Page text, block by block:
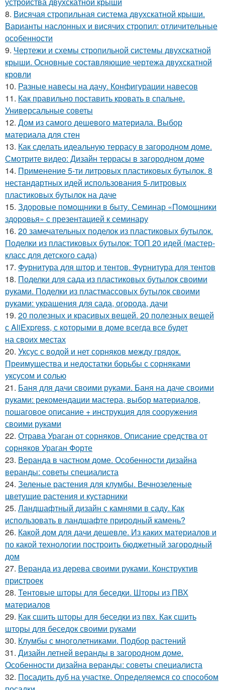
8. Висячая стропильная система двухскатной крыши.
Варианты наслонных и висячих стропил: отличительные
особенности
9. Чертежи и схемы стропильной системы двухскатной
крыши. Основные составляющие чертежа двухскатной
кровли
10. Разные навесы на дачу. Конфигурации навесов
11. Как правильно поставить кровать в спальне.
Универсальные советы
12. Дом из самого дешевого материала. Выбор
материала для стен
13. Как сделать идеальную террасу в загородном доме.
Смотрите видео: Дизайн террасы в загородном доме
14. Применение 5-ти литровых пластиковых бутылок. 8
нестандартных идей использования 5-литровых
пластиковых бутылок на даче
15. Здоровые помощники в быту. Семинар «Помощники
здоровья» с презентацией к семинару
16. 20 замечательных поделок из пластиковых бутылок.
Поделки из пластиковых бутылок: ТОП 20 идей (мастер-
класс для детского сада)
17. Фурнитура для штор и тентов. Фурнитура для тентов
18. Поделки для сада из пластиковых бутылок своими
руками. Поделки из пластмассовых бутылок своими
руками: украшения для сада, огорода, дачи
19. 20 полезных и красивых вещей. 20 полезных вещей
с AliExpress, с которыми в доме всегда все будет
на своих местах
20. Уксус с водой и нет сорняков между грядок.
Преимущества и недостатки борьбы с сорняками
уксусом и солью
21. Баня для дачи своими руками. Баня на даче своими
руками: рекомендации мастера, выбор материалов,
пошаговое описание + инструкция для сооружения
своими руками
22. Отрава Ураган от сорняков. Описание средства от
сорняков Ураган Форте
23. Веранда в частном доме. Особенности дизайна
веранды: советы специалиста
24. Зеленые растения для клумбы. Вечнозеленые
цветущие растения и кустарники
25. Ландшафтный дизайн с камнями в саду. Как
использовать в ландшафте природный камень?
26. Какой дом для дачи дешевле. Из каких материалов и
по какой технологии построить бюджетный загородный
дом
27. Веранда из дерева своими руками. Конструктив
пристроек
28. Тентовые шторы для беседки. Шторы из ПВХ
материалов
29. Как сшить шторы для беседки из пвх. Как сшить
шторы для беседок своими руками
30. Клумбы с многолетниками. Подбор растений
31. Дизайн летней веранды в загородном доме.
Особенности дизайна веранды: советы специалиста
32. Посадить дуб на участке. Определяемся со способом